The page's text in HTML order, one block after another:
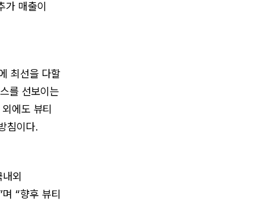
매출이
최선을 다할
를 선보이는
에도 뷰티
침이다.
외
“향후 뷰티